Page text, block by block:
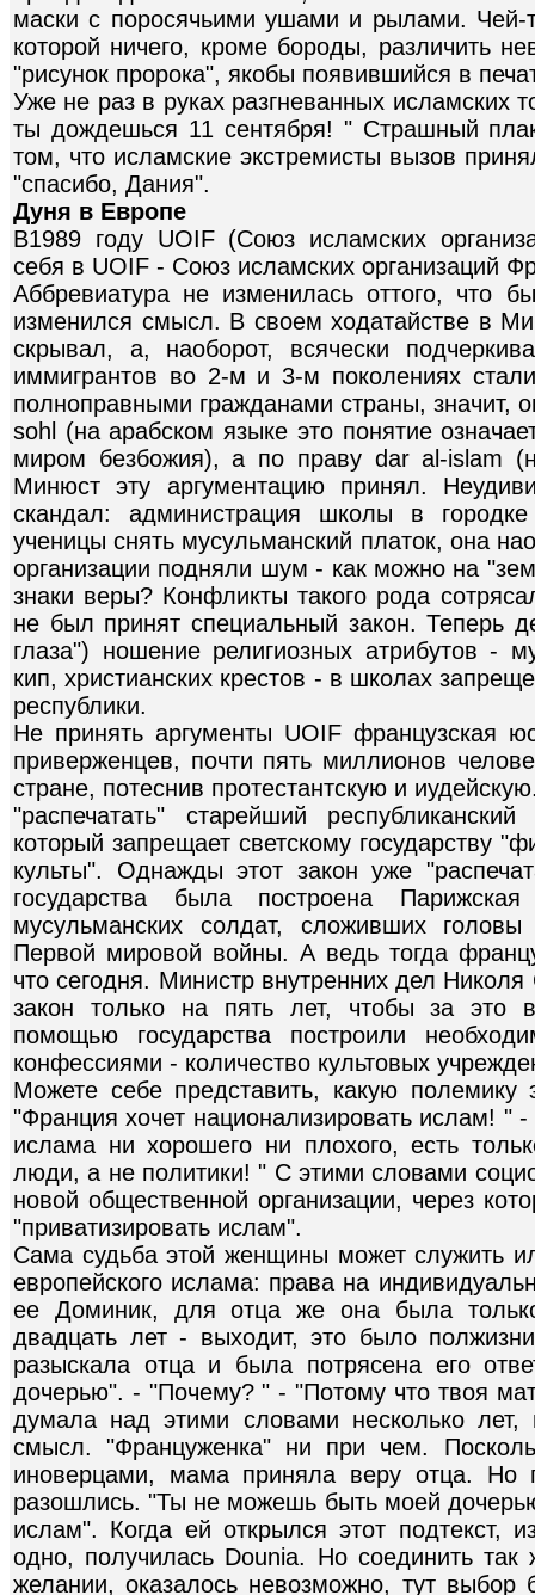
маски с поросячьими ушами и рылами. Чей-
которой ничего, кроме бороды, различить
"рисунок пророка", якобы появившийся в
Уже не раз в руках разгневанных исламских
ты дождешься 11 сентября! " Страшный
том, что исламские экстремисты вызов
"спасибо, Дания".
Дуня в Европе
В1989 году UOIF (Союз исламских
себя в UOIF - Союз исламских организаций
Аббревиатура не изменилась оттого, что
изменился смысл. В своем ходатайстве в
скрывал, а, наоборот, всячески
иммигрантов во 2-м и 3-м поколениях
полноправными гражданами страны, значит,
sohl (на арабском языке это понятие
миром безбожия), а по праву dar al-islam
Минюст эту аргументацию принял.
скандал: администрация школы в
ученицы снять мусульманский платок, она
организации подняли шум - как можно на
знаки веры? Конфликты такого рода
не был принят специальный закон. Теперь
глаза") ношение религиозных атрибутов -
кип, христианских крестов - в школах
республики.
Не принять аргументы UOIF французская
приверженцев, почти пять миллионов
стране, потеснив протестантскую и
"распечатать" старейший
который запрещает светскому государству
культы". Однажды этот закон уже
государства была построена
мусульманских солдат, сложивших
Первой мировой войны. А ведь тогда
что сегодня. Министр внутренних дел
закон только на пять лет, чтобы за это
помощью государства построили
конфессиями - количество культовых
Можете себе представить, какую
"Франция хочет национализировать ислам! "
ислама ни хорошего ни плохого, есть
люди, а не политики! " С этими словами
новой общественной организации, через
"приватизировать ислам".
Сама судьба этой женщины может служить
европейского ислама: права на
ее Доминик, для отца же она была
двадцать лет - выходит, это было
разыскала отца и была потрясена его
дочерью". - "Почему? " - "Потому что твоя
думала над этими словами несколько
смысл. "Француженка" ни при чем.
иноверцами, мама приняла веру отца.
разошлись. "Ты не можешь быть моей
ислам". Когда ей открылся этот подтекст,
одно, получилась Dounia. Но соединить
желании, оказалось невозможно, тут